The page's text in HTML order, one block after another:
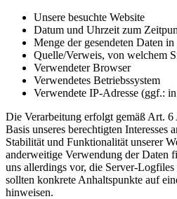
Unsere besuchte Website
Datum und Uhrzeit zum
Menge der gesendeten Daten
Quelle/Verweis, von welchem
Verwendeter Browser
Verwendetes Betriebssystem
Verwendete IP-Adresse (ggf.:
Die Verarbeitung erfolgt gemäß Art.
Basis unseres berechtigten Interesses
Stabilität und Funktionalität unserer
anderweitige Verwendung der Daten
uns allerdings vor, die Server-
sollten konkrete Anhaltspunkte auf
hinweisen.